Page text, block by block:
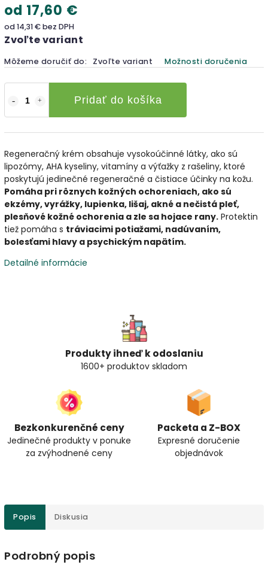
od 17,60 €
od14,31 €bez DPH
Zvoľte variant
Môžeme doručiť do: Zvoľte variant Možnosti doručenia
Pridať do košíka
Regeneračný krém obsahuje vysokoúčinné látky, ako sú
lipozómy, AHA kyseliny, vitamíny a výťažky z rašeliny, ktoré
poskytujú jedinečné regeneračné a čistiace účinky na kožu.
Pomáha pri rôznych kožných ochoreniach, ako sú
ekzémy, vyrážky, lupienka, lišaj, akné a nečistá pleť,
plesňové kožné ochorenia a zle sa hojace rany. Protektin
tiež pomáha s tráviacimi potiažami, nadúvaním,
bolesťami hlavy a psychickým napätím.
Detailné informácie
Produkty ihneď k odoslaniu
1600+ produktov skladom
Bezkonkurenčné ceny
Jedinečné produkty v ponuke
za zvýhodnené ceny
Packeta a Z-BOX
Expresné doručenie
objednávok
Popis Diskusia
Podrobný popis